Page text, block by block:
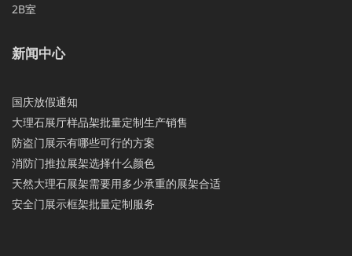
2B室
新闻中心
国庆放假通知
大理石展厅样品架批量定制生产销售
防盗门展示有哪些可行的方案
消防门推拉展架选择什么颜色
天然大理石展架需要用多少承重的展架合适
安全门展示框架批量定制服务